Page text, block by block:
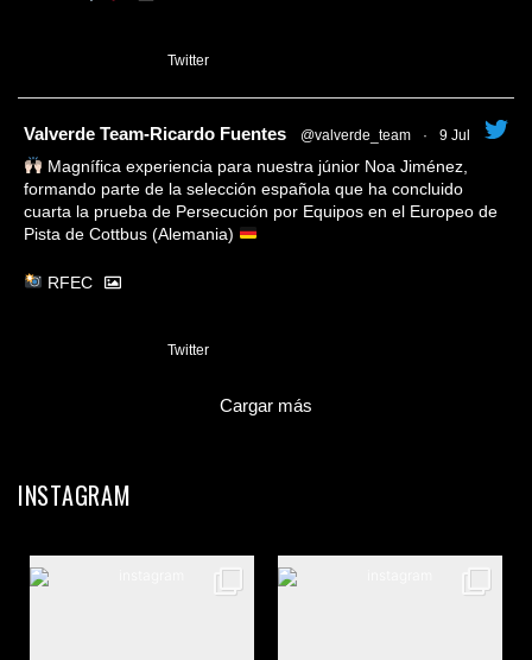
Twitter
Valverde Team-Ricardo Fuentes @valverde_team · 9 Jul
Magnífica experiencia para nuestra júnior Noa Jiménez,
formando parte de la selección española que ha concluido
cuarta la prueba de Persecución por Equipos en el Europeo de
Pista de Cottbus (Alemania)
RFEC
Twitter
Cargar más
INSTAGRAM